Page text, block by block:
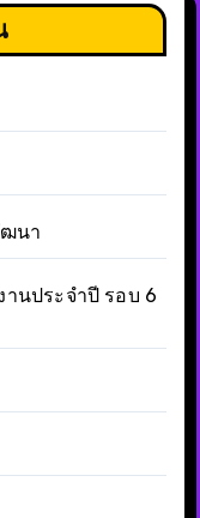
นา
นประจำปี รอบ 6